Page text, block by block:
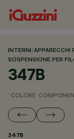
INTERNI/APPARECCHI
SOSPENSIONE PER
347B
COLORE
347B